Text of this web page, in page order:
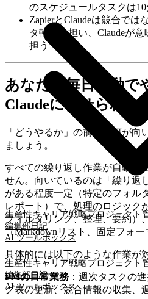
生産性キャリア戦略プロジェクト
編集部日記
AI ツールボックス
生産性キャリア戦略プロジェクト
編集部日記
AI ツールボックス
のスケジュールタスクは
ZapierとClaudeは競合では
タ転送を担い、Claudeが
担う
あなたが毎日手動で
Claudeに任せられます
「どうやるか」の前に「何が向
ましょう。
すべての繰り返し作業が自動化
せん。向いているのは「繰り返
がある程度一定（特定のフォル
レポート）で、処理のロジック
フィルタリング、整理、要約）
（Markdownリスト、固定フォー
具体的には以下のような作業が
PMの日常業務 ：週次タスクの
グ表の更新、競合情報の収集、